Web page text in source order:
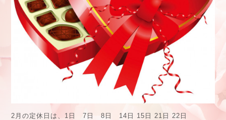
2月の定休日は、1日 7日 8日 14日 15日 21日 22日